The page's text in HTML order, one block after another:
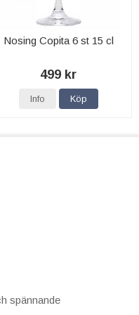
Nosing Copita 6 st 15 cl
499 kr
Info Köp
spännande